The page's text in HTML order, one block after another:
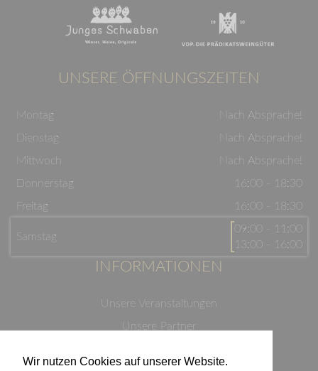
Wir nutzen Cookies auf unserer Website.
UNSERE ÖFFNUNGSZEITEN
Montag
Nach Absprache!
Dienstag
Nach Absprache!
Mittwoch
Nach Absprache!
Donnerstag
16:00 - 18:30
Freitag
16:00 - 18:30
Samstag
09:00 - 11:00
13:00 - 16:00
INFORMATIONEN
Unsere Veranstaltungen
Unsere Partner